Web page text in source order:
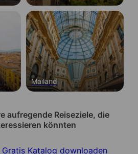
Mailand
aufregende Reiseziele, die
könnten
Gratis Katalog downloaden